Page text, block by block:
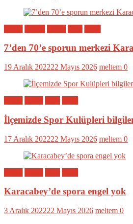
7’den 70’e sporun merkezi
19 Aralık 202222 Mayıs 2026 meltem 0
İlçemizde Spor Kulüpleri
17 Aralık 202222 Mayıs 2026 meltem 0
Karacabey’de spora engel yok
3 Aralık 202222 Mayıs 2026 meltem 0